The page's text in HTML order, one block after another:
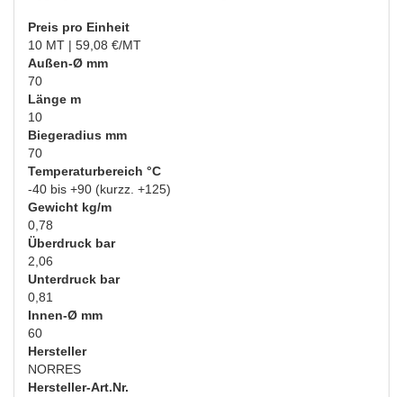
Preis pro Einheit
10 MT | 59,08 €/MT
Außen-Ø mm
70
Länge m
10
Biegeradius mm
70
Temperaturbereich °C
-40 bis +90 (kurzz. +125)
Gewicht kg/m
0,78
Überdruck bar
2,06
Unterdruck bar
0,81
Innen-Ø mm
60
Hersteller
NORRES
Hersteller-Art.Nr.